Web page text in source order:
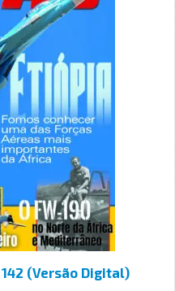
142 (Versão Digital)